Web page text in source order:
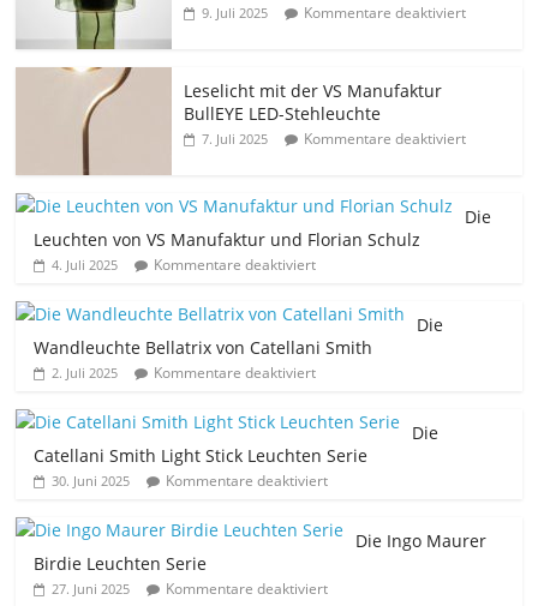
9. Juli 2025 Kommentare deaktiviert
Leselicht mit der VS Manufaktur
BullEYE LED-Stehleuchte
7. Juli 2025 Kommentare deaktiviert
Die
Leuchten von VS Manufaktur und Florian Schulz
4. Juli 2025 Kommentare deaktiviert
Die
Wandleuchte Bellatrix von Catellani Smith
2. Juli 2025 Kommentare deaktiviert
Die
Catellani Smith Light Stick Leuchten Serie
30. Juni 2025 Kommentare deaktiviert
Die Ingo Maurer
Birdie Leuchten Serie
27. Juni 2025 Kommentare deaktiviert